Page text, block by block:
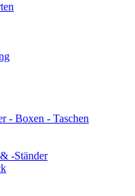
- Boxen - Taschen
-Ständer